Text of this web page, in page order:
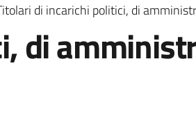
di incarichi politici, di
di